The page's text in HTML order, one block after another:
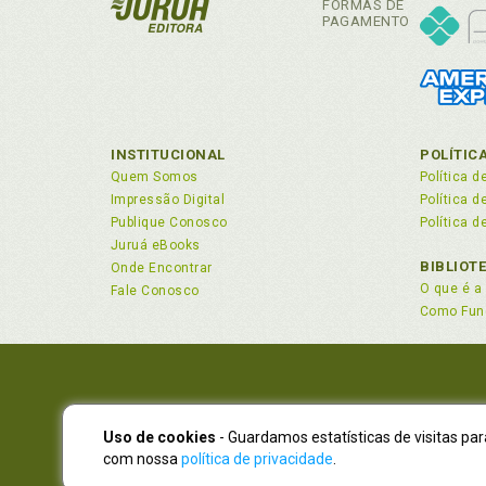
FORMAS DE
PAGAMENTO
INSTITUCIONAL
Quem Somos
Impressão Digital
Publique Conosco
Juruá eBooks
Onde Encontrar
Fale Conosco
Política
Política
Política
O que é a
Como
NOVO
Uso de cookies - Guardamos estatísticas de visitas
com nossa política de privacidade